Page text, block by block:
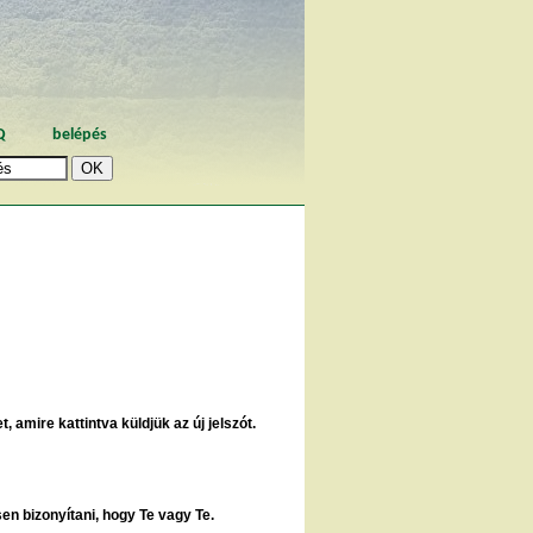
belépés
amire kattintva küldjük az új jelszót.
bizonyítani, hogy Te vagy Te.